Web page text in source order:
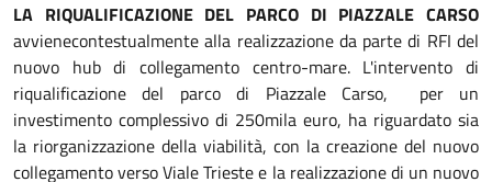
LA RIQUALIFICAZIONE DEL PARCO DI PIAZZALE CARSO
avvienecontestualmente alla realizzazione da parte di RFI del
nuovo hub di collegamento centro-mare. L'intervento di
riqualificazione del parco di Piazzale Carso, per un
investimento complessivo di 250mila euro, ha riguardato sia
la riorganizzazione della viabilità, con la creazione del nuovo
collegamento verso Viale Trieste e la realizzazione di un nuovo